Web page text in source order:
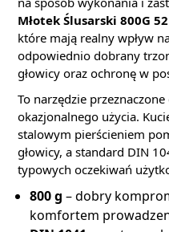
Młotek Ślusarski 800G
które mają realny wpływ
odpowiednio dobrany
głowicy oraz ochronę w
To narzędzie
okazjonalnego użycia.
stalowym pierścieniem
głowicy, a standard DIN
typowych oczekiwań
800 g – dobry
komfortem